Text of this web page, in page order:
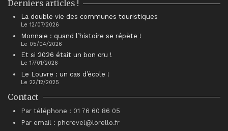
Derniers articles !
La double vie des communes touristiques
Le 12/07/2026
Monnaie : quand l’histoire se répète !
Le 05/04/2026
Et si 2026 était un bon cru !
Le 17/01/2026
Le Louvre : un cas d’école !
Le 22/12/2025
Contact
Par téléphone : 01 76 60 86 05
Par email : phcrevel@lorello.fr